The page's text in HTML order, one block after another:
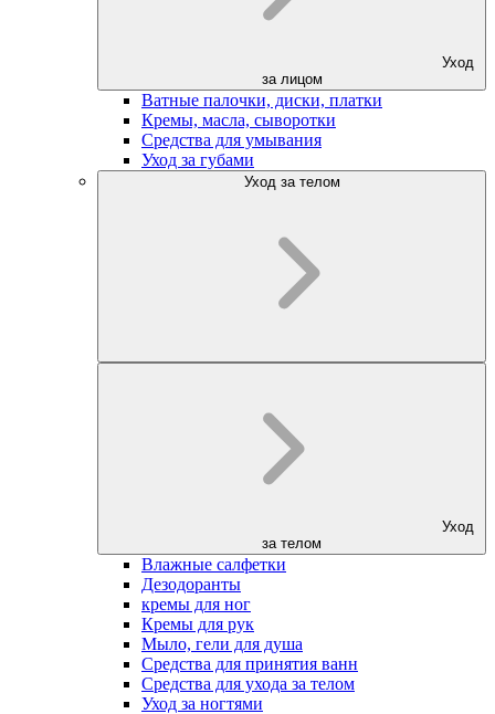
Уход
за лицом
Ватные палочки, диски, платки
Кремы, масла, сыворотки
Средства для умывания
Уход за губами
Уход за телом
Уход
за телом
Влажные салфетки
Дезодоранты
кремы для ног
Кремы для рук
Мыло, гели для душа
Средства для принятия ванн
Средства для ухода за телом
Уход за ногтями